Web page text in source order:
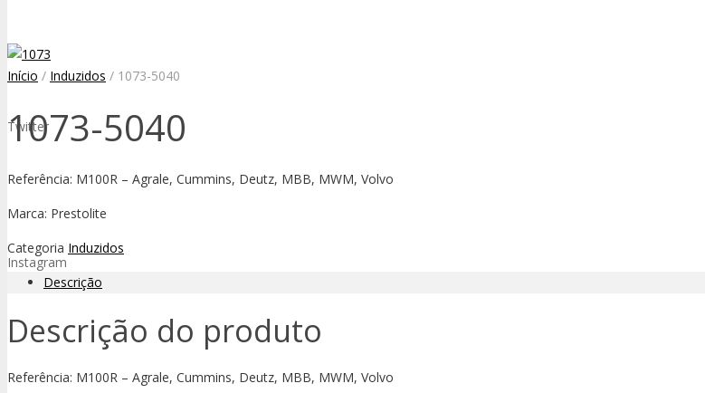
Twitter
Instagram
Início / Induzidos / 1073-5040
1073-5040
Referência: M100R – Agrale, Cummins, Deutz, MBB, MWM, Volvo
Marca: Prestolite
Categoria Induzidos
Descrição
Descrição do produto
Referência: M100R – Agrale, Cummins, Deutz, MBB, MWM, Volvo